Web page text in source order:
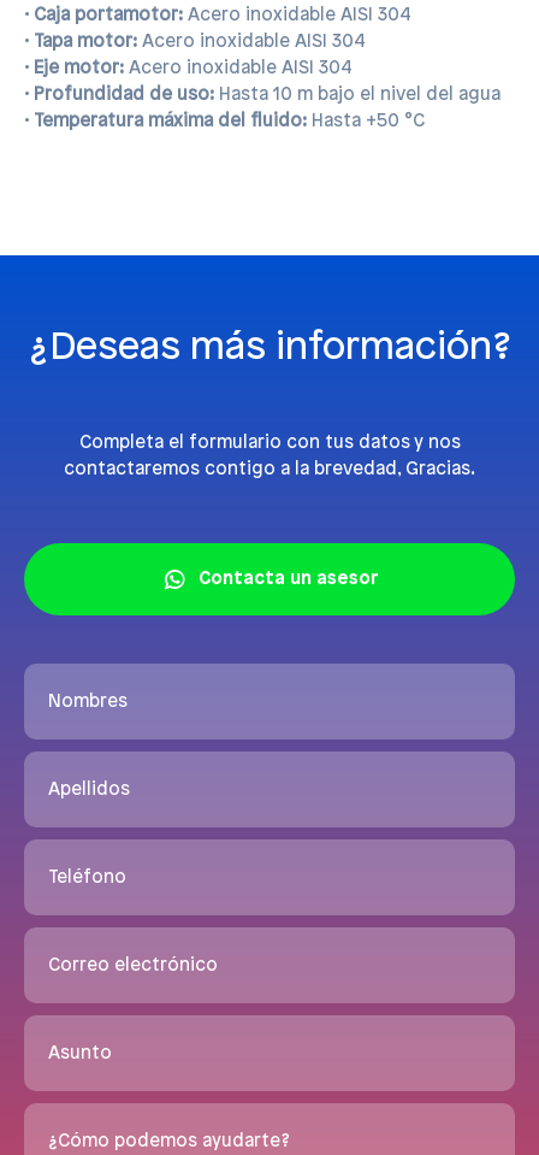
• Caja portamotor: Acero inoxidable AISI 304
• Tapa motor: Acero inoxidable AISI 304
• Eje motor: Acero inoxidable AISI 304
• Profundidad de uso: Hasta 10 m bajo el nivel del agua
• Temperatura máxima del fluido: Hasta +50 °C
¿Deseas más información?
Completa el formulario con tus datos y nos
contactaremos contigo a la brevedad, Gracias.
Contacta un asesor
Nombres
Apellidos
Teléfono
Correo electrónico
Asunto
¿Cómo podemos ayudarte?